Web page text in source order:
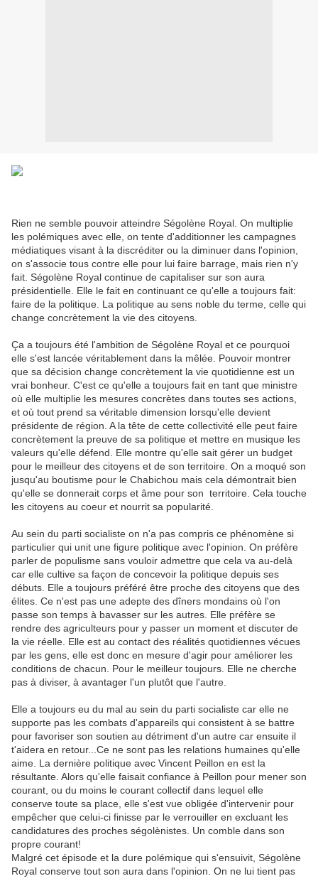
Rien ne semble pouvoir atteindre Ségolène Royal. On multiplie
les polémiques avec elle, on tente d'additionner les campagnes
médiatiques visant à la discréditer ou la diminuer dans l'opinion,
on s'associe tous contre elle pour lui faire barrage, mais rien n'y
fait. Ségolène Royal continue de capitaliser sur son aura
présidentielle. Elle le fait en continuant ce qu'elle a toujours fait:
faire de la politique. La politique au sens noble du terme, celle qui
change concrètement la vie des citoyens.
Ça a toujours été l'ambition de Ségolène Royal et ce pourquoi
elle s'est lancée véritablement dans la mêlée. Pouvoir montrer
que sa décision change concrètement la vie quotidienne est un
vrai bonheur. C'est ce qu'elle a toujours fait en tant que ministre
où elle multiplie les mesures concrètes dans toutes ses actions,
et où tout prend sa véritable dimension lorsqu'elle devient
présidente de région. A la tête de cette collectivité elle peut faire
concrètement la preuve de sa politique et mettre en musique les
valeurs qu'elle défend. Elle montre qu'elle sait gérer un budget
pour le meilleur des citoyens et de son territoire. On a moqué son
jusqu'au boutisme pour le Chabichou mais cela démontrait bien
qu'elle se donnerait corps et âme pour son territoire. Cela touche
les citoyens au coeur et nourrit sa popularité.
Au sein du parti socialiste on n'a pas compris ce phénomène si
particulier qui unit une figure politique avec l'opinion. On préfère
parler de populisme sans vouloir admettre que cela va au-delà
car elle cultive sa façon de concevoir la politique depuis ses
débuts. Elle a toujours préféré être proche des citoyens que des
élites. Ce n'est pas une adepte des dîners mondains où l'on
passe son temps à bavasser sur les autres. Elle préfère se
rendre des agriculteurs pour y passer un moment et discuter de
la vie réelle. Elle est au contact des réalités quotidiennes vécues
par les gens, elle est donc en mesure d'agir pour améliorer les
conditions de chacun. Pour le meilleur toujours. Elle ne cherche
pas à diviser, à avantager l'un plutôt que l'autre.
Elle a toujours eu du mal au sein du parti socialiste car elle ne
supporte pas les combats d'appareils qui consistent à se battre
pour favoriser son soutien au détriment d'un autre car ensuite il
t'aidera en retour...Ce ne sont pas les relations humaines qu'elle
aime. La dernière politique avec Vincent Peillon en est la
résultante. Alors qu'elle faisait confiance à Peillon pour mener son
courant, ou du moins le courant collectif dans lequel elle
conserve toute sa place, elle s'est vue obligée d'intervenir pour
empêcher que celui-ci finisse par le verrouiller en excluant les
candidatures des proches ségolènistes. Un comble dans son
propre courant!
Malgré cet épisode et la dure polémique qui s'ensuivit, Ségolène
Royal conserve tout son aura dans l'opinion. On ne lui tient pas